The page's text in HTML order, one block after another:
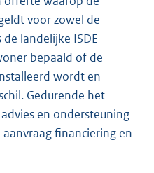
voor zowel de
landelijke ISDE-
bepaald of de
wordt en
Gedurende het
en ondersteuning
financiering en